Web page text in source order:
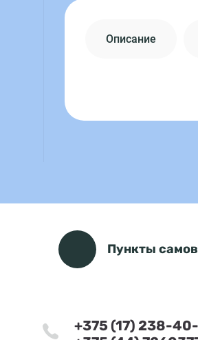
Описание
Пункты
+375 (17) 238-